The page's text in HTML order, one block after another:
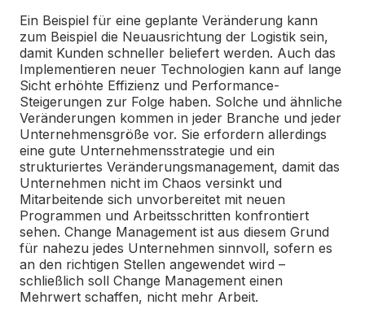
Ein Beispiel für eine geplante Veränderung kann
zum Beispiel die Neuausrichtung der Logistik sein,
damit Kunden schneller beliefert werden. Auch das
Implementieren neuer Technologien kann auf lange
Sicht erhöhte Effizienz und Performance-
Steigerungen zur Folge haben. Solche und ähnliche
Veränderungen kommen in jeder Branche und jeder
Unternehmensgröße vor. Sie erfordern allerdings
eine gute Unternehmensstrategie und ein
strukturiertes Veränderungsmanagement, damit das
Unternehmen nicht im Chaos versinkt und
Mitarbeitende sich unvorbereitet mit neuen
Programmen und Arbeitsschritten konfrontiert
sehen. Change Management ist aus diesem Grund
für nahezu jedes Unternehmen sinnvoll, sofern es
an den richtigen Stellen angewendet wird –
schließlich soll Change Management einen
Mehrwert schaffen, nicht mehr Arbeit.